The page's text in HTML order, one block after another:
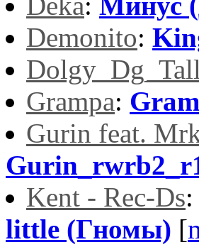
Demonito:
Dolgy_Dg_Tall
Grampa:
Gurin feat.
Kent - Rec-Ds:
little (Гномы) [